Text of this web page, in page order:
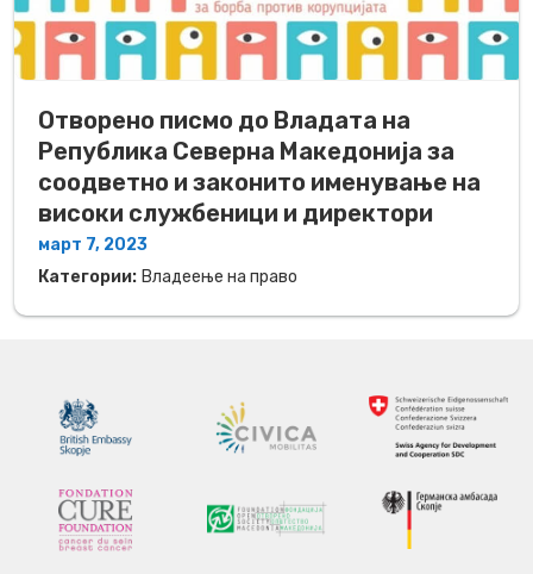
Отворено писмо до Владата на
Република Северна Македонија за
соодветно и законито именување на
високи службеници и директори
март 7, 2023
Категории: Владеење на право